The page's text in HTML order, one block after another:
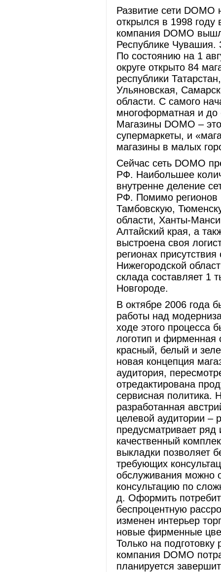
Развитие сети
открылся в 1998 году
компания DOMO
Республике Чувашия.
По состоянию на 1
округе открыто 84
республики
Ульяновская,
области. С самого
многоформатная и до
Магазины DOMO –
супермаркеты, и
магазины в малых
Сейчас сеть DOMO
РФ. Наибольшее
внутренне деление
РФ. Помимо регионов
Тамбовскую,
области, Ханты-
Алтайский края, а
выстроена своя
регионах
Нижегородской
склада составляет 1
Новгороде.
В октябре 2006 года
работы над
ходе этого процесса
логотип и фирменная
красный, белый и
новая концепция
аудитория,
отредактирована
сервисная политика.
разработанная
целевой аудитории –
предусматривает
качественный
выкладки позволяет
требующих
обслуживания можно
консультацию по
д. Оформить
беспроцентную
изменен интерьер
новые фирменные
Только на подготовку
компания DOMO
планируется